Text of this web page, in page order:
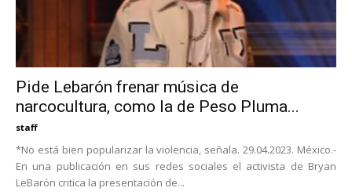
Pide Lebarón frenar música de
narcocultura, como la de Peso Pluma...
staff
*No está bien popularizar la violencia, señala. 29.04.2023. México.-
En una publicación en sus redes sociales el activista de Bryan
LeBarón critica la presentación de...